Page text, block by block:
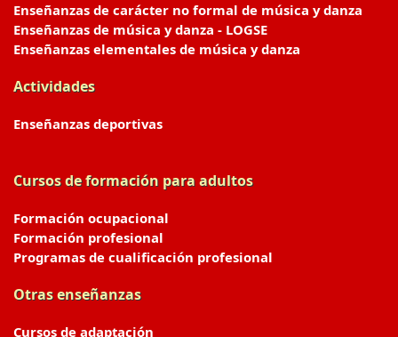
Enseñanzas de carácter no formal de música y danza
Enseñanzas de música y danza - LOGSE
Enseñanzas elementales de música y danza
Actividades
Enseñanzas deportivas
Cursos de formación para adultos
Formación ocupacional
Formación profesional
Programas de cualificación profesional
Otras enseñanzas
Cursos de adaptación